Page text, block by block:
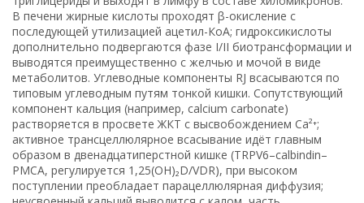
В печени жирные кислоты проходят β-окисление с
последующей утилизацией ацетил-КоА; гидроксикислоты
дополнительно подвергаются фазе I/II биотрансформации и
выводятся преимущественно с желчью и мочой в виде
метаболитов. Углеводные компоненты RJ всасываются по
типовым углеводным путям тонкой кишки. Сопутствующий
компонент кальция (например, calcium carbonate)
растворяется в просвете ЖКТ с высвобождением Ca²⁺;
активное трансцеллюлярное всасывание идёт главным
образом в двенадцатиперстной кишке (TRPV6–calbindin–
PMCA, регулируется 1,25(OH)₂D/VDR), при высоком
поступлении преобладает парацеллюлярная диффузия;